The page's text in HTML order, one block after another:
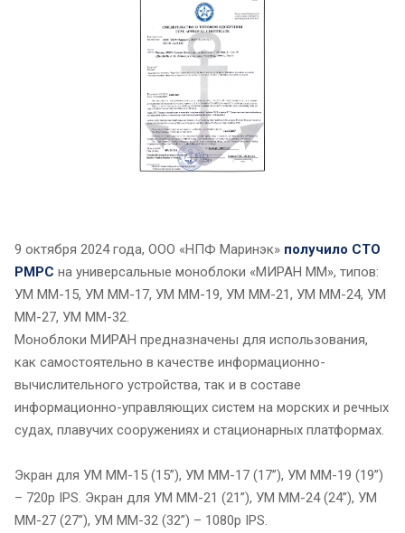
9 октября 2024 года, ООО «НПФ Маринэк» получило СТО
РМРС на универсальные моноблоки «МИРАН ММ», типов:
УМ ММ-15, УМ ММ-17, УМ ММ-19, УМ ММ-21, УМ ММ-24, УМ
ММ-27, УМ ММ-32.
Моноблоки МИРАН предназначены для использования,
как самостоятельно в качестве информационно-
вычислительного устройства, так и в составе
информационно-управляющих систем на морских и речных
судах, плавучих сооружениях и стационарных платформах.
Экран для УМ ММ-15 (15”), УМ ММ-17 (17”), УМ ММ-19 (19”)
– 720p IPS. Экран для УМ ММ-21 (21”), УМ ММ-24 (24”), УМ
ММ-27 (27”), УМ ММ-32 (32”) – 1080p IPS.